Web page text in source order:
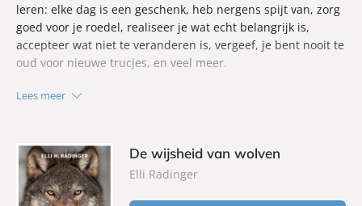
leren: elke dag is een geschenk, heb nergens spijt van, zorg
goed voor je roedel, realiseer je wat echt belangrijk is,
accepteer wat niet te veranderen is, vergeef, je bent nooit te
oud voor nieuwe trucjes, en veel meer.
verdriet en verlies. Dit boek is een warm en inspirerend
eerbetoon aan de beste vriend van de mens.
Lees meer
De wijsheid van wolven
Elli Radinger